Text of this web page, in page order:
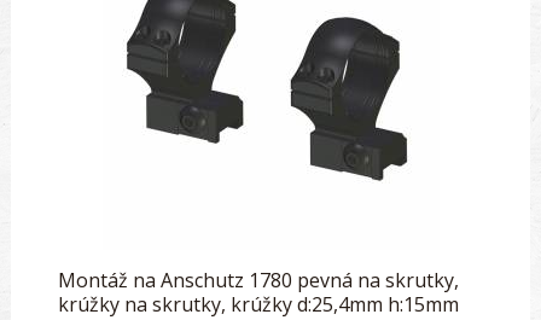
Montáž na Anschutz 1780 pevná na skrutky,
krúžky na skrutky, krúžky d:25,4mm h:15mm